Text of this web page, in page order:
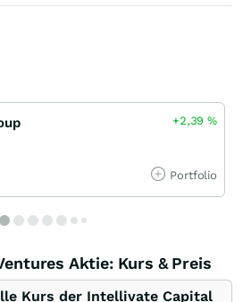
+2,39%
Portfolio
Aktie: Kurs & Preis
Kurs der Intellivate Capital